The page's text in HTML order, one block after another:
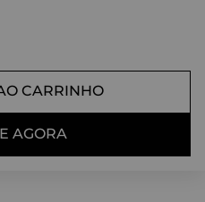
CARRINHO
AGORA